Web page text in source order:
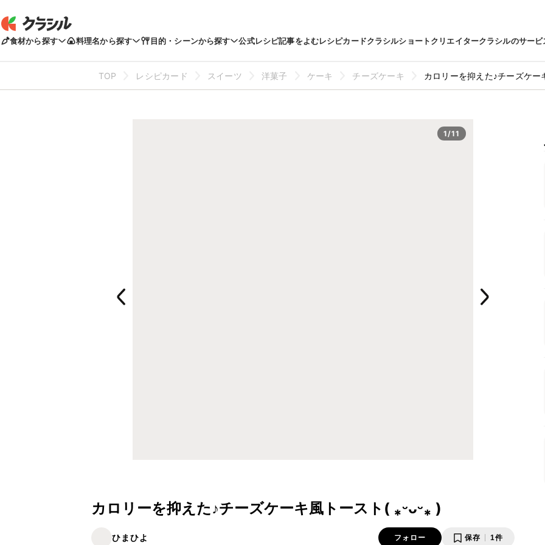
食材から探す 料理名から探す 目的・シーンから探す 公式レシピ記事をよむレシピカードクラシルショートクリエイタークラシルのサービ
TOP レシピカード スイーツ 洋菓子 ケーキ チーズケーキ カロリーを抑えた♪チーズケー
1/11
カロリーを抑えた♪チーズケーキ風トースト( ⁎ᵕᴗᵕ⁎ )
ひまひよ フォロー 保存 1件